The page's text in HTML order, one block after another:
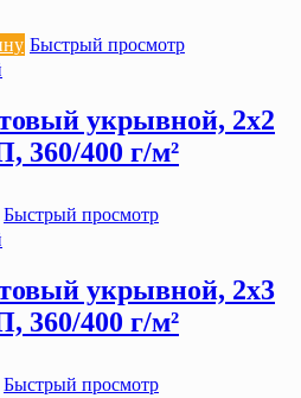
Быстрый просмотр
укрывной, 2х2
360/400 г/м²
Быстрый просмотр
укрывной, 2х3
360/400 г/м²
Быстрый просмотр